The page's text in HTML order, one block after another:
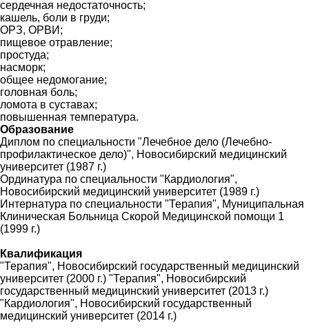
сердечная недостаточность;
кашель, боли в груди;
ОРЗ, ОРВИ;
пищевое отравление;
простуда;
насморк;
общее недомогание;
головная боль;
ломота в суставах;
повышенная температура.
Образование
Диплом по специальности "Лечебное дело (Лечебно-
профилактическое дело)", Новосибирский медицинский
университет (1987 г.)
Ординатура по специальности "Кардиология",
Новосибирский медицинский университет (1989 г.)
Интернатура по специальности "Терапия", Муниципальная
Клиническая Больница Скорой Медицинской помощи 1
(1999 г.)
Квалификация
"Терапия", Новосибирский государственный медицинский
университет (2000 г.) "Терапия", Новосибирский
государственный медицинский университет (2013 г.)
"Кардиология", Новосибирский государственный
медицинский университет (2014 г.)